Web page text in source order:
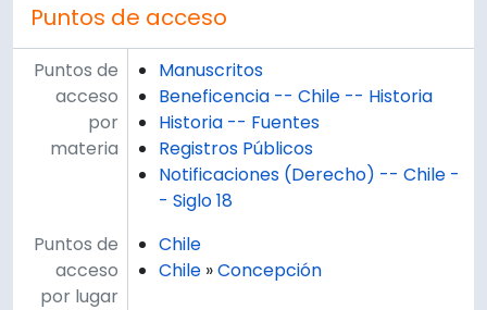
Puntos de acceso
Puntos de
acceso
por
materia
Manuscritos
Beneficencia -- Chile -- Historia
Historia -- Fuentes
Registros Públicos
Notificaciones (Derecho) -- Chile -
- Siglo 18
Puntos de
acceso
por lugar
Chile
Chile »Concepción